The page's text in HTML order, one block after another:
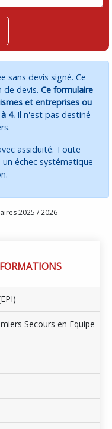
sans devis signé. Ce
de devis. Ce formulaire
et entreprises ou
4. Il n'est pas destiné
assiduité. Toute
échec systématique
2025 / 2026
Secours en Equipe